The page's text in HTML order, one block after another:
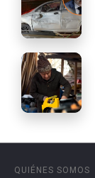
QUIÉNES SOMOS